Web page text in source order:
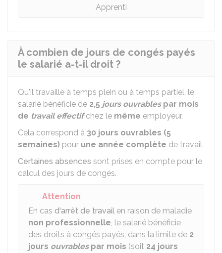
Apprenti
À combien de jours de congés payés
le salarié a-t-il droit ?
Qu'il travaille à temps plein ou à temps partiel, le
salarié bénéficie de 2,5 jours ouvrablespar mois
de travail effectifchez le même employeur.
Cela correspond à 30 jours ouvrables (5
semaines) pour une année complète de travail.
Certaines absences sont prises en compte pour le
calcul des jours de congés.
Attention
En cas d'arrêt de travail en raison de maladie
non professionnelle, le salarié bénéficie
des droits à congés payés, dans la limite de 2
jours ouvrablespar mois (soit 24 jours